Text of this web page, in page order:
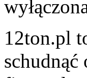
12ton.pl